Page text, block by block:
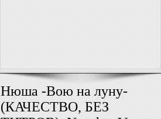
‪Нюша -Вою на луну-
(КАЧЕСТВО, БЕЗ